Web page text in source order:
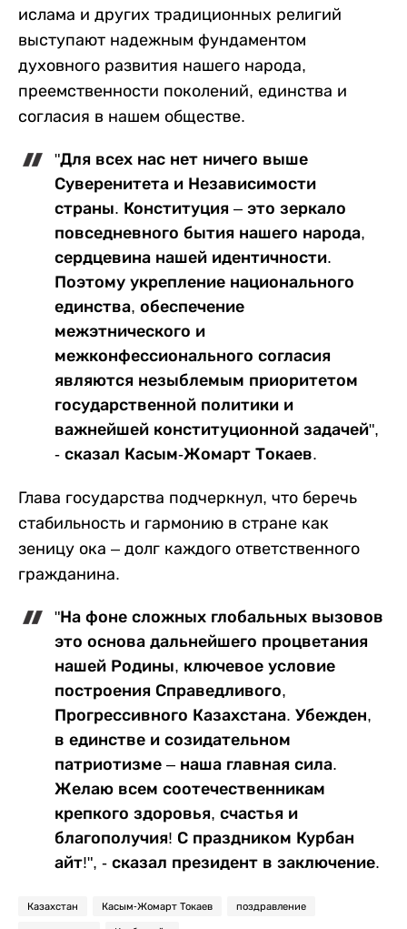
ислама и других традиционных религий
выступают надежным фундаментом
духовного развития нашего народа,
преемственности поколений, единства и
согласия в нашем обществе.
"Для всех нас нет ничего выше
Суверенитета и Независимости
страны. Конституция – это зеркало
повседневного бытия нашего народа,
сердцевина нашей идентичности.
Поэтому укрепление национального
единства, обеспечение
межэтнического и
межконфессионального согласия
являются незыблемым приоритетом
государственной политики и
важнейшей конституционной задачей",
- сказал Касым-Жомарт Токаев.
Глава государства подчеркнул, что беречь
стабильность и гармонию в стране как
зеницу ока – долг каждого ответственного
гражданина.
"На фоне сложных глобальных вызовов
это основа дальнейшего процветания
нашей Родины, ключевое условие
построения Справедливого,
Прогрессивного Казахстана. Убежден,
в единстве и созидательном
патриотизме – наша главная сила.
Желаю всем соотечественникам
крепкого здоровья, счастья и
благополучия! С праздником Курбан
айт!", - сказал президент в заключение.
Казахстан Касым-Жомарт Токаев поздравление